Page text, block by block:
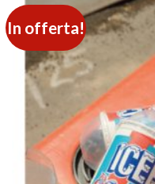
In offerta!